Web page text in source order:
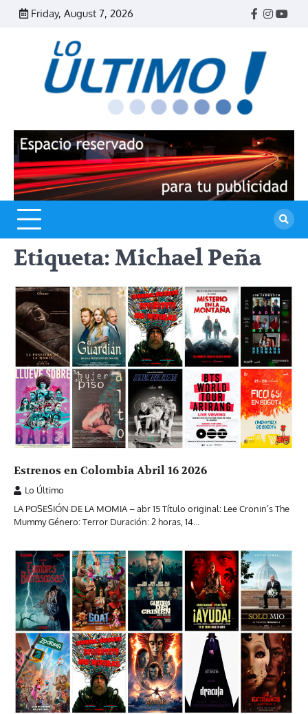
Skip
Friday, August 7, 2026
Facebook
Etiqueta: Michael Peña
Estrenos en Colombia Abril 16 2026
Lo Último
LA POSESIÓN DE LA MOMIA – abr 15 Título original: Lee Cronin’s The
Mummy Género: Terror Duración: 2 horas, 14…